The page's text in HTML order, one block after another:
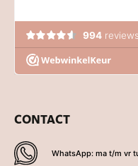
CONTACT
WhatsApp: ma t/m vr